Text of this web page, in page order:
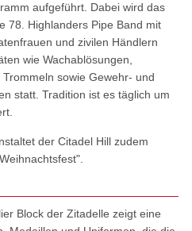
aufgeführt. Dabei wird das
78. Highlanders Pipe Band mit
und zivilen Händlern
wie Wachablösungen,
sowie Gewehr- und
statt. Tradition ist es täglich um
der Citadel Hill zudem
Block der Zitadelle zeigt eine